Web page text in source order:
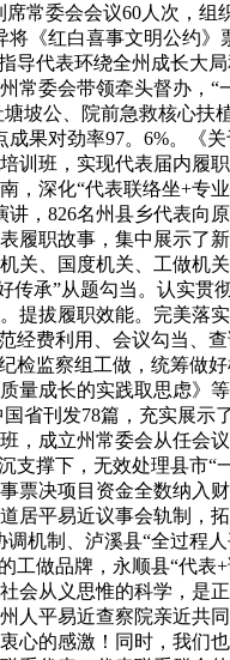
常委会会议60人次，
《红白喜事文明公约
导代表环绕全州成长
常委会带领牵头督办
坡公、院前急救核心
果对劲率97。6%。
班，实现代表届内履
深化“代表联络坐+专
，826名州县乡代表
履职故事，集中展示
关、国度机关、工做
承”从题勾当。认实
拔履职效能。完美落
经费利用、会议勾当
检监察组工做，统筹
量成长的实践取思虑》
省刊发78篇，充实展
，成立州常委会从任
支撑下，无效处理县市
票决项目资金全数纳
居平易近议事会轨制
机制、泸溪县“全过程
做品牌，永顺县“代
会从义思惟的科学，
人平易近查察院亲近
心的感激！同时，我